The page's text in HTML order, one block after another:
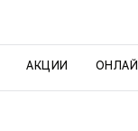
АКЦИИ